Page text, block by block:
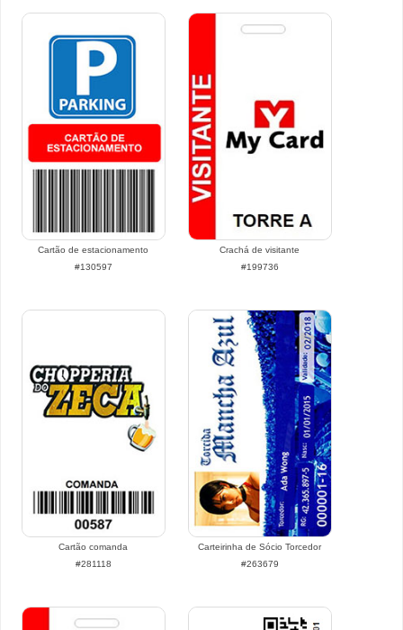
Cartão de estacionamento
#130597
Crachá de visitante
#199736
Cartão comanda
#281118
Carteirinha de Sócio Torcedor
#263679